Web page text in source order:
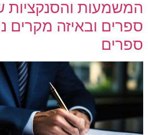
המשמעות והסנקציות
ספרים ובאיזה מקרים
ספרים